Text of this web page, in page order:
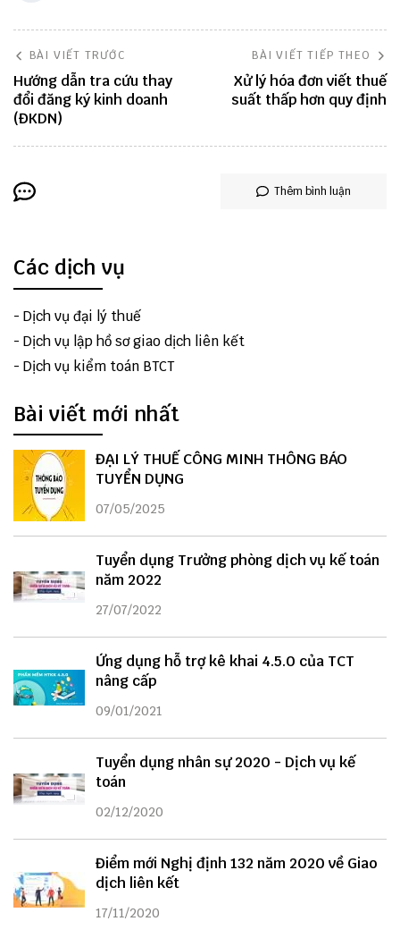
BÀI VIẾT TRƯỚC
Hướng dẫn tra cứu thay
đổi đăng ký kinh doanh
(ĐKDN)
BÀI VIẾT TIẾP THEO
Xử lý hóa đơn viết thuế
suất thấp hơn quy định
Thêm bình luận
Các dịch vụ
- Dịch vụ đại lý thuế
- Dịch vụ lập hồ sơ giao dịch liên kết
- Dịch vụ kiểm toán BTCT
Bài viết mới nhất
ĐẠI LÝ THUẾ CÔNG MINH THÔNG BÁO
TUYỂN DỤNG
07/05/2025
Tuyển dụng Trưởng phòng dịch vụ kế toán
năm 2022
27/07/2022
Ứng dụng hỗ trợ kê khai 4.5.0 của TCT
nâng cấp
09/01/2021
Tuyển dụng nhân sự 2020 - Dịch vụ kế
toán
02/12/2020
Điểm mới Nghị định 132 năm 2020 về Giao
dịch liên kết
17/11/2020